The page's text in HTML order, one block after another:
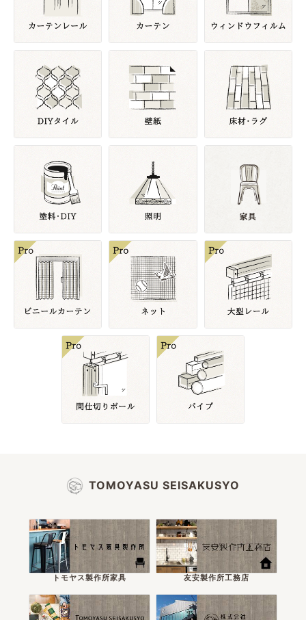
TOMOYASU SEISAKUSYO
トモヤス製作所家具 友安製作所工務店